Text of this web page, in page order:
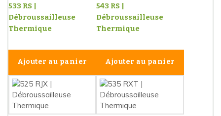
533 RS |
Débroussailleuse
Thermique
Ajouter au panier
543 RS |
Débroussailleuse
Thermique
Ajouter au panier